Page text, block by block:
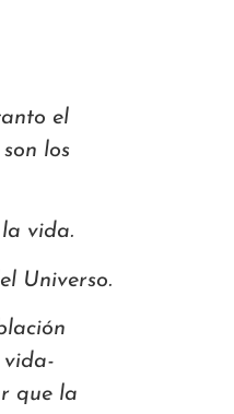
el
los
vida.
Universo.
vida-
que la